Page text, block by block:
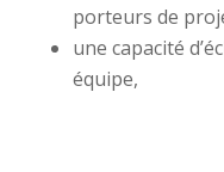
porteurs de
une capacité
équipe,